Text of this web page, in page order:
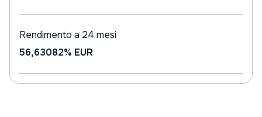
Rendimento a 24 mesi
56,63082% EUR